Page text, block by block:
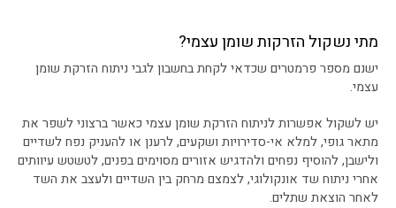
מתי נשקול הזרקות שומן עצמי?
ישנם מספר פרמטרים שכדאי לקחת בחשבון לגבי ניתוח הזרקת שומן
עצמי.
יש לשקול אפשרות לניתוח הזרקת שומן עצמי כאשר ברצוני לשפר את
מתאר גופי, למלא אי-סדירויות ושקעים, לרענן או להעניק נפח לשדיים
ולישבן, להוסיף נפחים ולהדגיש אזורים מסוימים בפנים, לטשטש עיוותים
אחרי ניתוח שד אונקולוגי, לצמצם מרחק בין השדיים ולעצב את השד
לאחר הוצאת שתלים.